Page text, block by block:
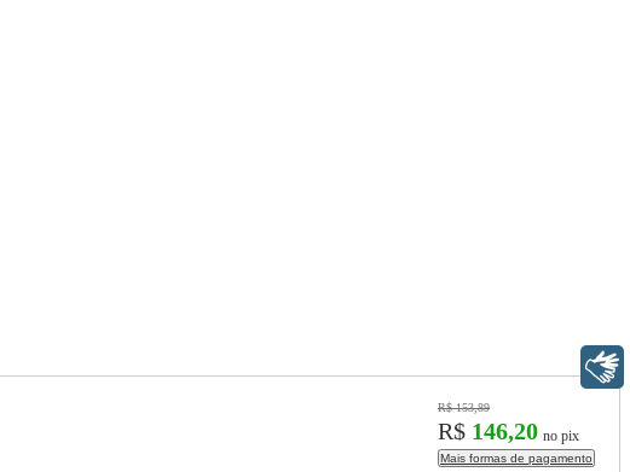
R$ 153,89
R$ 146,20 no pix
Mais formas de pagamento